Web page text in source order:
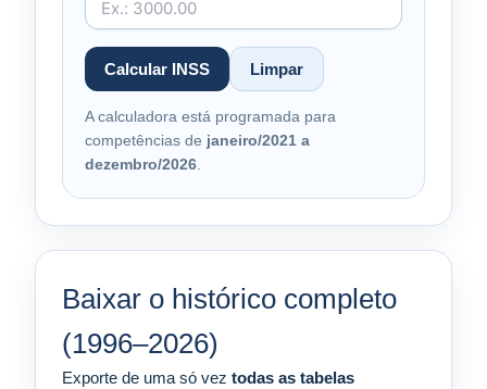
Calcular INSS Limpar
A calculadora está programada para
competências de janeiro/2021 a
dezembro/2026
Baixar o histórico completo
(1996–2026)
Exporte de uma só veztodas as tabelas